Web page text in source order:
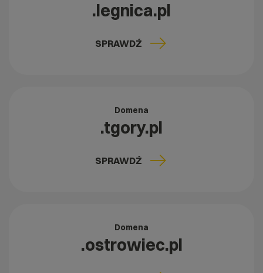
.legnica.pl
SPRAWDŹ
Domena
.tgory.pl
SPRAWDŹ
Domena
.ostrowiec.pl